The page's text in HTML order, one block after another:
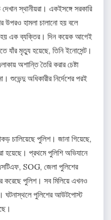
স্থানীয়রা। একইসঙ্গে সরকারি
হামলা চালানো হয় বলে
হয় এক ব্যক্তির। দিন কয়েক আগেই
যাঁর মৃত্যু হয়েছে, তিনি ইনোসেন্ট।
অশান্তি তৈরি করার চেষ্টা
শুভেন্দু অধিকারীর নির্দেশের পরই
চালিয়েছে পুলিশ। জানা গিয়েছে,
হয়েছে। প্রথমে পুলিশি অভিযানে
SOG, জেলা পুলিশের
পুলিশ। সব মিলিয়ে এখনও
ঘটনাস্থলে পুলিশের আউটপোস্ট